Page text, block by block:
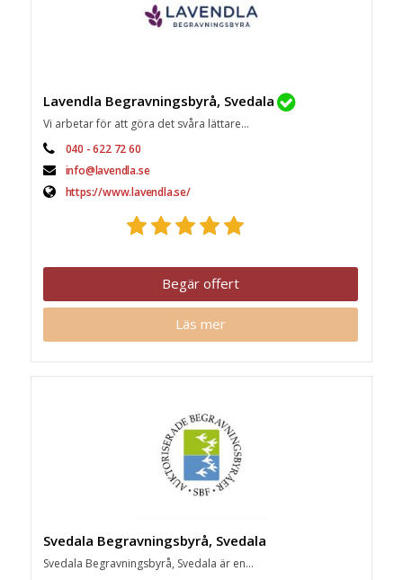
Lavendla Begravningsbyrå, Svedala
Vi arbetar för att göra det svåra lättare...
040 - 622 72 60
info@lavendla.se
https://www.lavendla.se/
Begär offert
Läs mer
Svedala Begravningsbyrå, Svedala
Svedala Begravningsbyrå, Svedala är en...